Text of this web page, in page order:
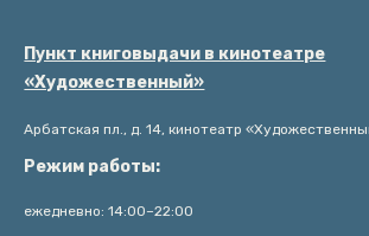
Пункт книговыдачи в кинотеатре
«Художественный»
Арбатская пл., д. 14, кинотеатр
Режим работы:
ежедневно: 14:00–22:00